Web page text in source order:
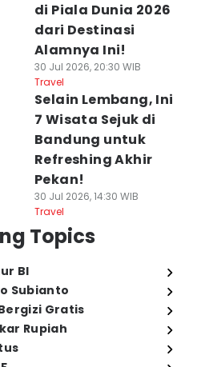
di Piala Dunia 2026
dari Destinasi
Alamnya Ini!
30 Jul 2026, 20:30 WIB
Travel
Selain Lembang, Ini
7 Wisata Sejuk di
Bandung untuk
Refreshing Akhir
Pekan!
30 Jul 2026, 14:30 WIB
Travel
Topics
BI
Subianto
Gratis
Rupiah